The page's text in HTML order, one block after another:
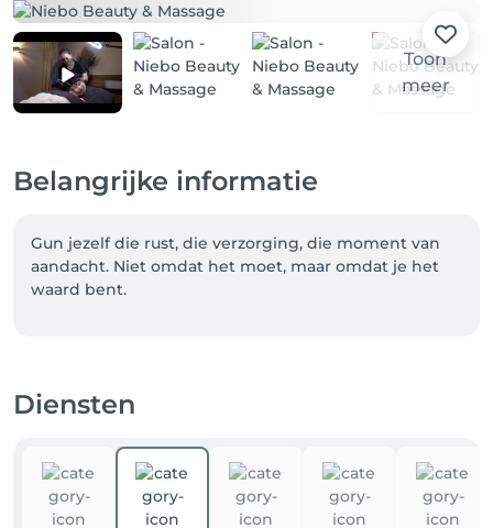
Toon
meer
Belangrijke informatie
Gun jezelf die rust, die verzorging, die moment van
aandacht. Niet omdat het moet, maar omdat je het
waard bent.
Diensten